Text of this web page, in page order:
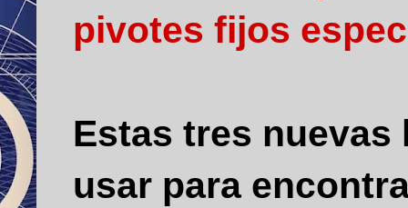
pivotes fijos
Estas tres nuevas
usar para